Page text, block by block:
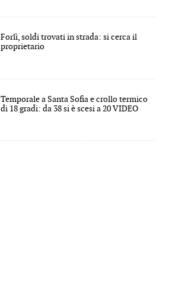
Forlì, soldi trovati in strada: si cerca il
proprietario
Temporale a Santa Sofia e crollo termico
di 18 gradi: da 38 si è scesi a 20 VIDEO